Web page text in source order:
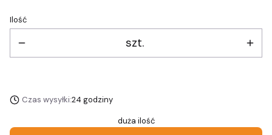
Ilość
szt.
Czas wysyłki:24 godziny
duża ilość